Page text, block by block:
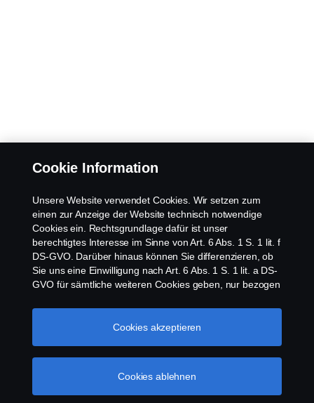
Cookie Information
Unsere Website verwendet Cookies. Wir setzen zum
einen zur Anzeige der Website technisch notwendige
Cookies ein. Rechtsgrundlage dafür ist unser
berechtigtes Interesse im Sinne von Art. 6 Abs. 1 S. 1 lit. f
DS-GVO. Darüber hinaus können Sie differenzieren, ob
Sie uns eine Einwilligung nach Art. 6 Abs. 1 S. 1 lit. a DS-
GVO für sämtliche weiteren Cookies geben, nur bezogen
Diese Einwilligung ist freiwillig und kann jederzeit mit
Zukunftswirkung widerrufen werden. Unsere Anbieter
Angemessenheitsbeschlusses der Europäischen
Kommission im Sinne von Art. 45 Abs. 3 DS-GVO, worin
Cookies ablehnen
Cookies akzeptieren